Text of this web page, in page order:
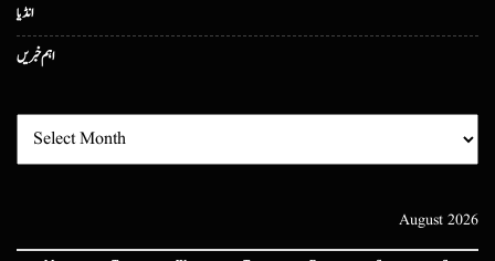
انڈیا
اہم خبریں
August 2026